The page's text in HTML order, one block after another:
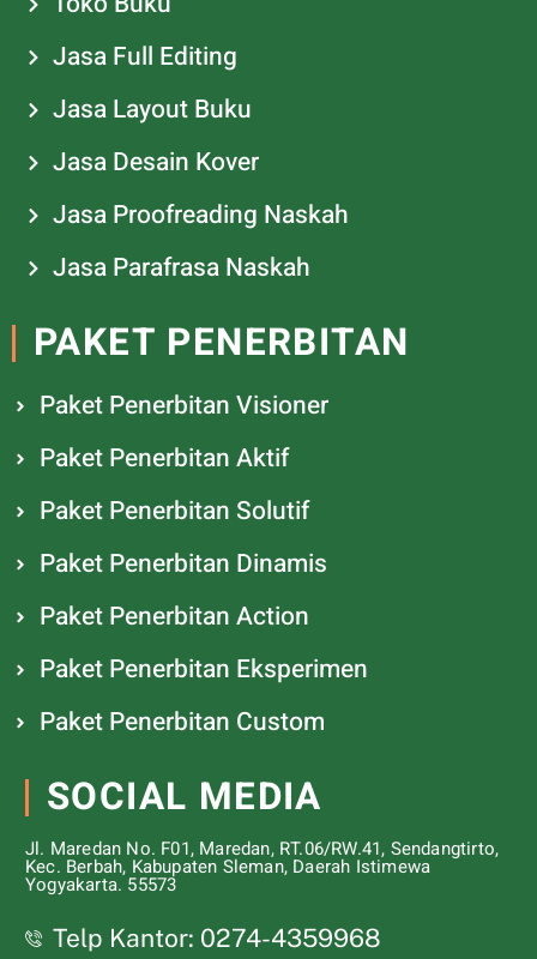
Jasa Full Editing
Jasa Layout Buku
Jasa Desain Kover
Jasa Proofreading Naskah
Jasa Parafrasa Naskah
PAKET PENERBITAN
Paket Penerbitan Visioner
Paket Penerbitan Aktif
Paket Penerbitan Solutif
Paket Penerbitan Dinamis
Paket Penerbitan Action
Paket Penerbitan Eksperimen
Paket Penerbitan Custom
SOCIAL MEDIA
Jl. Maredan No. F01, Maredan, RT.06/RW.41, Sendangtirto,
Kec. Berbah, Kabupaten Sleman, Daerah Istimewa
Yogyakarta. 55573
Telp Kantor: 0274-4359968